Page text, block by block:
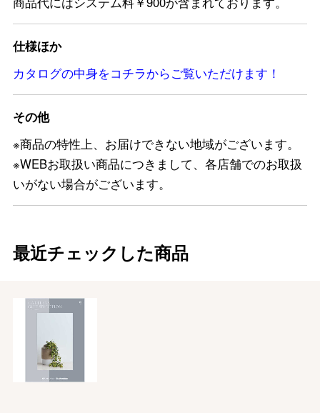
仕様ほか
カタログの中身をコチラからご覧いただけます！
その他
※商品の特性上、お届けできない地域がございます。
※WEBお取扱い商品につきまして、各店舗でのお取扱
いがない場合がございます。
最近チェックした商品